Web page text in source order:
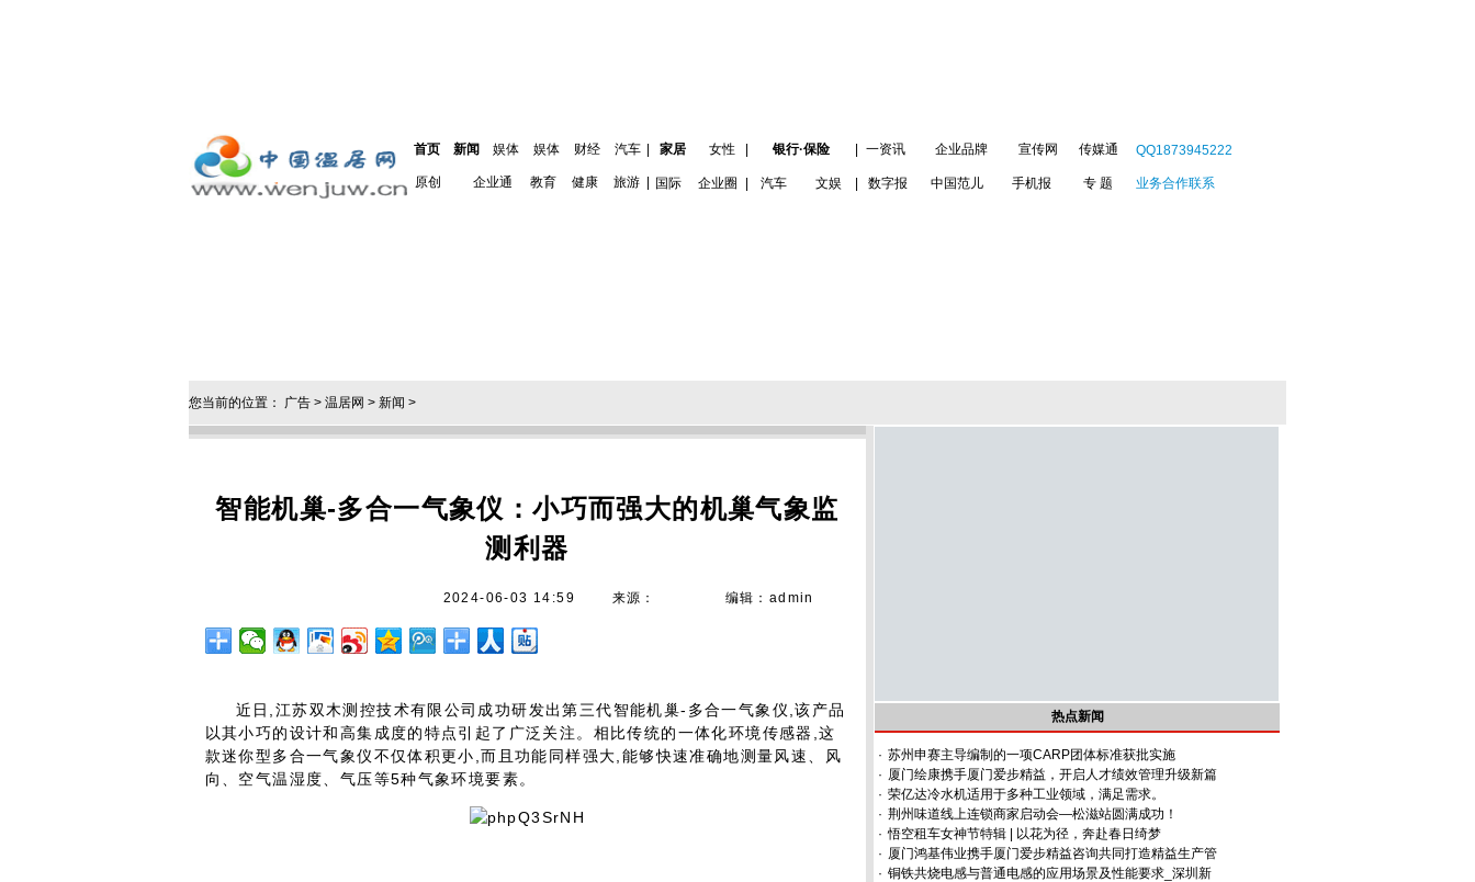
首页 新闻 娱体 娱体 财经 汽车 家居 女性 银行·保险 一资讯 企业品牌 宣传网 传媒通
原创 企业通 教育 健康 旅游 国际 企业圈 汽车 文娱 数字报 中国范儿 手机报 专 题
QQ1873945222
业务合作联系
您当前的位置： 广告 > 温居网 > 新闻 >
智能机巢-多合一气象仪：小巧而强大的机巢气象监
测利器
2024-06-03 14:59 来源： 编辑：admin
近日,江苏双木测控技术有限公司成功研发出第三代智能机巢-多合一气象仪,该产品
以其小巧的设计和高集成度的特点引起了广泛关注。相比传统的一体化环境传感器,这
款迷你型多合一气象仪不仅体积更小,而且功能同样强大,能够快速准确地测量风速、风
向、空气温湿度、气压等5种气象环境要素。
热点新闻
· 苏州申赛主导编制的一项CARP团体标准获批实施
· 厦门绘康携手厦门爱步精益，开启人才绩效管理升级新篇
· 荣亿达冷水机适用于多种工业领域，满足需求。
· 荆州味道线上连锁商家启动会—松滋站圆满成功！
· 悟空租车女神节特辑 | 以花为径，奔赴春日绮梦
· 厦门鸿基伟业携手厦门爱步精益咨询共同打造精益生产管
· 铜铁共烧电感与普通电感的应用场景及性能要求_深圳新